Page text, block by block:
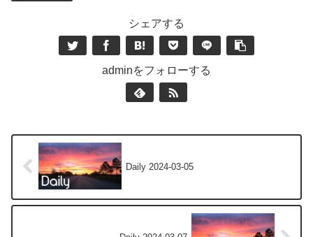
シェアする
adminをフォローする
Daily 2024-03-05